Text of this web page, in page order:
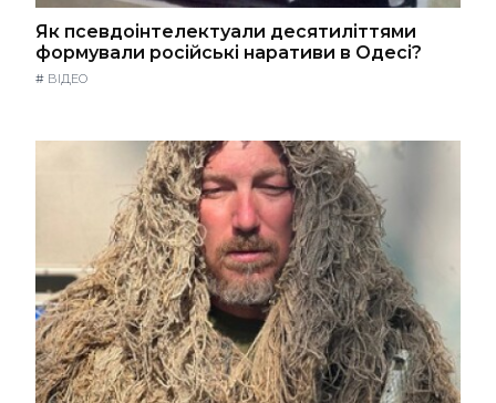
Як псевдоінтелектуали десятиліттями
формували російські наративи в Одесі?
# ВІДЕО